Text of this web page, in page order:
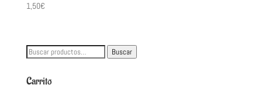
1,50€
Buscar
Buscar
Carrito